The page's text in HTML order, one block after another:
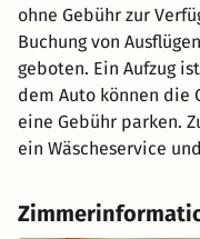
ohne Gebühr zur
Buchung von
geboten. Ein Aufzug
dem Auto können die
eine Gebühr parken.
ein Wäscheservice